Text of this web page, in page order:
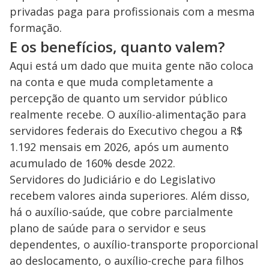
privadas paga para profissionais com a mesma
formação.
E os benefícios, quanto valem?
Aqui está um dado que muita gente não coloca
na conta e que muda completamente a
percepção de quanto um servidor público
realmente recebe. O auxílio-alimentação para
servidores federais do Executivo chegou a R$
1.192 mensais em 2026, após um aumento
acumulado de 160% desde 2022.
Servidores do Judiciário e do Legislativo
recebem valores ainda superiores. Além disso,
há o auxílio-saúde, que cobre parcialmente
plano de saúde para o servidor e seus
dependentes, o auxílio-transporte proporcional
ao deslocamento, o auxílio-creche para filhos